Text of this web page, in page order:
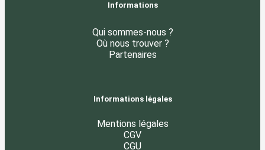
Informations
Qui sommes-nous ?
Où nous trouver ?
Partenaires
Informations légales
Mentions légales
CGV
CGU